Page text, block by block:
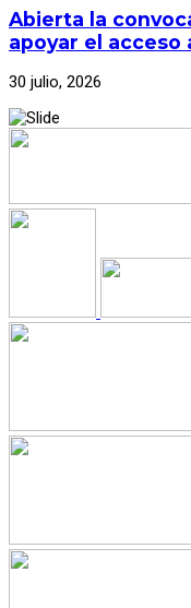
Abierta la
apoyar el acceso
30 julio, 2026